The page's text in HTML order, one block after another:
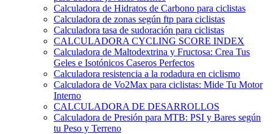
Calculadora de Hidratos de Carbono para ciclistas
Calculadora de zonas según ftp para ciclistas
Calculadora tasa de sudoración para ciclistas
CALCULADORA CYCLING SCORE INDEX
Calculadora de Maltodextrina y Fructosa: Crea Tus
Geles e Isotónicos Caseros Perfectos
Calculadora resistencia a la rodadura en ciclismo
Calculadora de Vo2Max para ciclistas: Mide Tu Motor
Interno
CALCULADORA DE DESARROLLOS
Calculadora de Presión para MTB: PSI y Bares según
tu Peso y Terreno